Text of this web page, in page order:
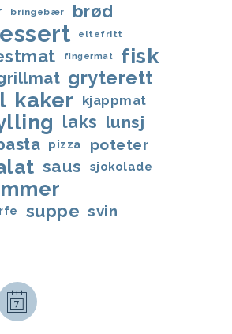
bringebær brød
eltefritt
fingermat fisk
gryterett
kaker kjappmat
laks lunsj
pizza poteter
saus sjokolade
suppe svin